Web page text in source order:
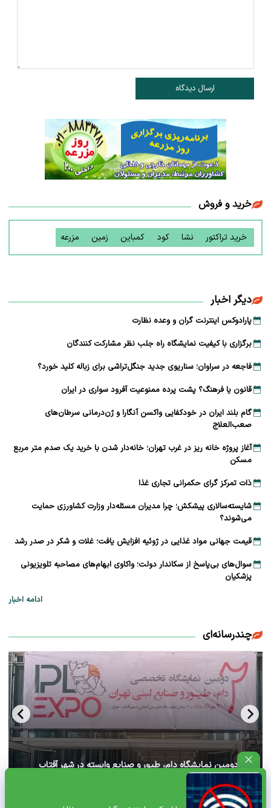
ارسال دیدگاه
خرید و فروش
خرید تراکتور نشا کود کمباین زمین مزرعه
دیگر اخبار
پارادوکس اینترنت گران و وعده نظارت
برگزاری با کیفیت نمایشگاه راه جلب نظر مشارکت‌ کنندگان
فاجعه در سراوان؛ سناریوی جدید جنگل‌تراشی برای زباله کلید خورد؟
قانون یا فرهنگ؟ پشت پرده ممنوعیت آفرود سواری در ایران
گام بلند ایران در خودکفایی واکسن آنگارا و ژن‌درمانی سرطان‌های
صعب‌العلاج
آغاز پروژه خانه ریز در غرب تهران؛ خانه‌دار شدن با خرید یک صدم متر مربع
مسکن
ذات تمرکز گرای حکمرانی تجاری غذا
شایسته‌سالاری پیشکش؛ چرا مدیران مسئله‌دار وزارت کشاورزی حمایت
می‌شوند؟
قیمت جهانی مواد غذایی در ژوئیه افزایش یافت؛ غلات و شکر در صدر رشد
سوال‌های بی‌پاسخ از سکاندار دولت؛ واکاوی ابهام‌های مصاحبه تلویزیونی
پزشکیان
ادامه اخبار
چندرسانه‌ای
آغاز دومین نمایشگاه دام، طیور و صنایع وابسته در شهر آفتاب
تهران+ ویدئو